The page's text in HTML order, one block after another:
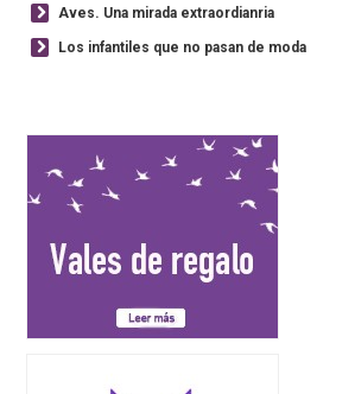
Aves. Una mirada extraordianria
Los infantiles que no pasan de moda